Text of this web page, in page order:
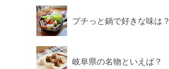
プチっと鍋で好きな味は？
岐阜県の名物といえば？